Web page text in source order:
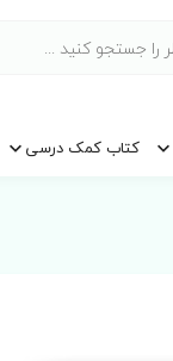
کتاب کمک درسی